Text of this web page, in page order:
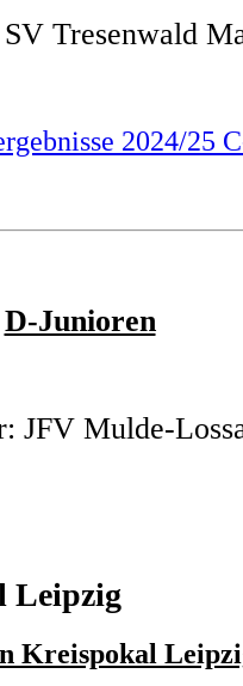
Tresenwald
2024/25
D-Junioren
JFV Mulde-
Leipzig
Kreispokal